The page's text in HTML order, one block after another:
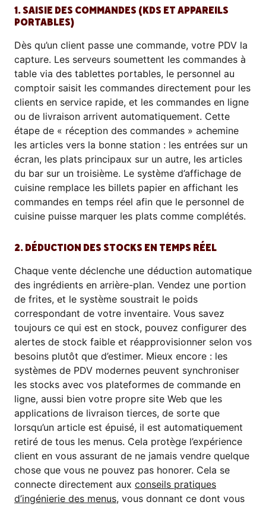
1. SAISIE DES COMMANDES (KDS ET APPAREILS
PORTABLES)
Dès qu’un client passe une commande, votre PDV la
capture. Les serveurs soumettent les commandes à
table via des tablettes portables, le personnel au
comptoir saisit les commandes directement pour les
clients en service rapide, et les commandes en ligne
ou de livraison arrivent automatiquement. Cette
étape de « réception des commandes » achemine
les articles vers la bonne station : les entrées sur un
écran, les plats principaux sur un autre, les articles
du bar sur un troisième. Le système d’affichage de
cuisine remplace les billets papier en affichant les
commandes en temps réel afin que le personnel de
cuisine puisse marquer les plats comme complétés.
2. DÉDUCTION DES STOCKS EN TEMPS RÉEL
Chaque vente déclenche une déduction automatique
des ingrédients en arrière-plan. Vendez une portion
de frites, et le système soustrait le poids
correspondant de votre inventaire. Vous savez
toujours ce qui est en stock, pouvez configurer des
alertes de stock faible et réapprovisionner selon vos
besoins plutôt que d’estimer. Mieux encore : les
systèmes de PDV modernes peuvent synchroniser
les stocks avec vos plateformes de commande en
ligne, aussi bien votre propre site Web que les
applications de livraison tierces, de sorte que
lorsqu’un article est épuisé, il est automatiquement
retiré de tous les menus. Cela protège l’expérience
client en vous assurant de ne jamais vendre quelque
chose que vous ne pouvez pas honorer. Cela se
connecte directement aux conseils pratiques
d’ingénierie des menus, vous donnant ce dont vous